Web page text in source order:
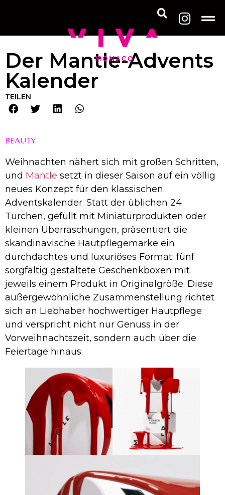
Der Mantle-Advents
Kalender
TEILEN
BEAUTY
Weihnachten nähert sich mit großen Schritten,
und Mantle setzt in dieser Saison auf ein völlig
neues Konzept für den klassischen
Adventskalender. Statt der üblichen 24
Türchen, gefüllt mit Miniaturprodukten oder
kleinen Überraschungen, präsentiert die
skandinavische Hautpflegemarke ein
durchdachtes und luxuriöses Format: fünf
sorgfältig gestaltete Geschenkboxen mit
jeweils einem Produkt in Originalgröße. Diese
außergewöhnliche Zusammenstellung richtet
sich an Liebhaber hochwertiger Hautpflege
und verspricht nicht nur Genuss in der
Vorweihnachtszeit, sondern auch über die
Feiertage hinaus.